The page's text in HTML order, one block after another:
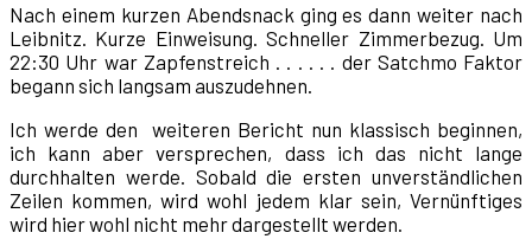
Nach einem kurzen Abendsnack ging es dann weiter nach
Leibnitz. Kurze Einweisung. Schneller Zimmerbezug. Um
22:30 Uhr war Zapfenstreich . . . . . . der Satchmo Faktor
begann sich langsam auszudehnen.
Ich werde den weiteren Bericht nun klassisch beginnen,
ich kann aber versprechen, dass ich das nicht lange
durchhalten werde. Sobald die ersten unverständlichen
Zeilen kommen, wird wohl jedem klar sein, Vernünftiges
wird hier wohl nicht mehr dargestellt werden.